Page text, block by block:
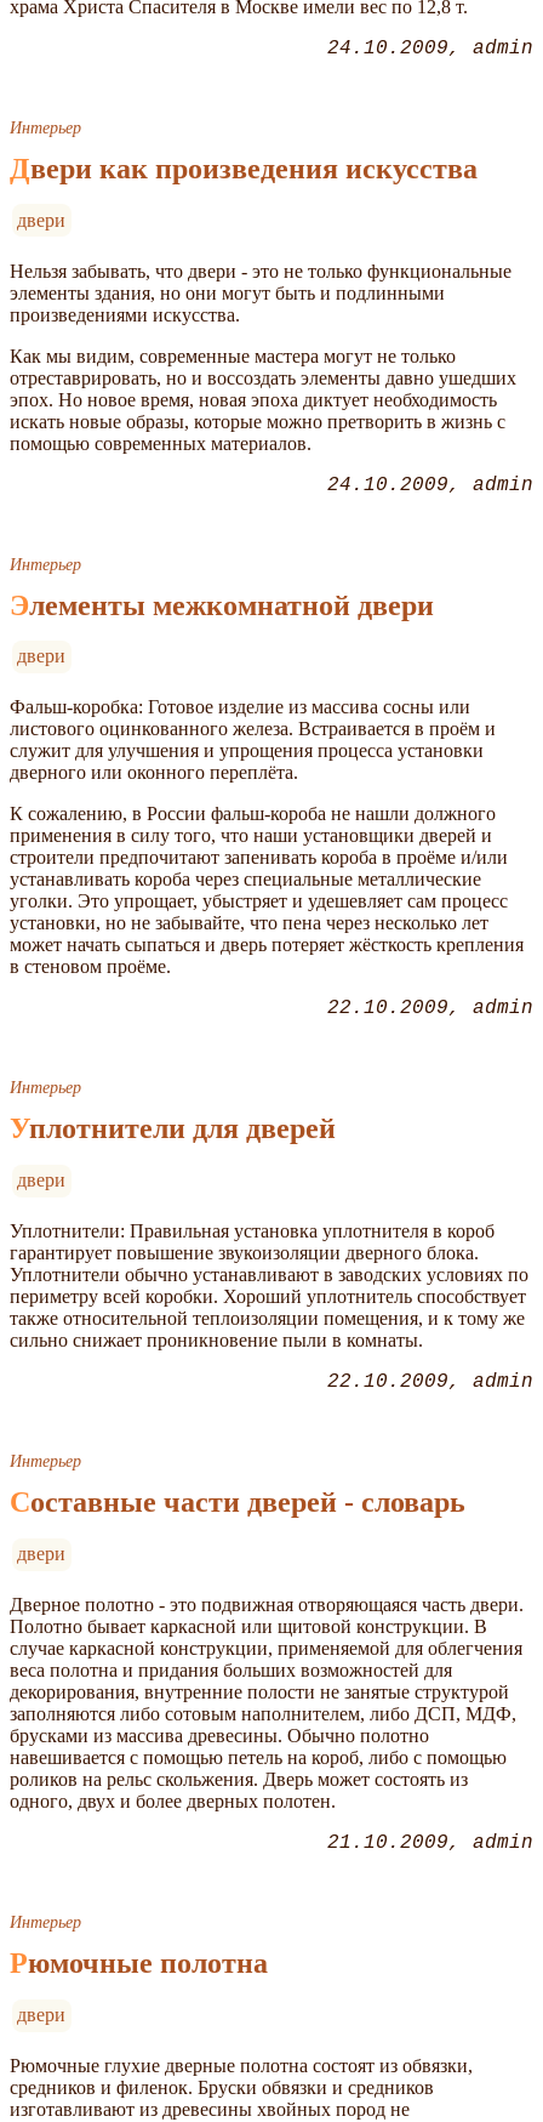
храма Христа Спасителя в Москве имели вес по 12,8 т.
24.10.2009 admin
Интерьер
Двери как произведения искусства
двери
Нельзя забывать, что двери - это не только функциональные
элементы здания, но они могут быть и подлинными
произведениями искусства.
Как мы видим, современные мастера могут не только
отреставрировать, но и воссоздать элементы давно ушедших
эпох. Но новое время, новая эпоха диктует необходимость
искать новые образы, которые можно претворить в жизнь с
помощью современных материалов.
24.10.2009 admin
Интерьер
Элементы межкомнатной двери
двери
Фальш-коробка: Готовое изделие из массива сосны или
листового оцинкованного железа. Встраивается в проём и
служит для улучшения и упрощения процесса установки
дверного или оконного переплёта.
К сожалению, в России фальш-короба не нашли должного
применения в силу того, что наши установщики дверей и
строители предпочитают запенивать короба в проёме и/или
устанавливать короба через специальные металлические
уголки. Это упрощает, убыстряет и удешевляет сам процесс
установки, но не забывайте, что пена через несколько лет
может начать сыпаться и дверь потеряет жёсткость крепления
в стеновом проёме.
22.10.2009 admin
Интерьер
Уплотнители для дверей
двери
Уплотнители: Правильная установка уплотнителя в короб
гарантирует повышение звукоизоляции дверного блока.
Уплотнители обычно устанавливают в заводских условиях по
периметру всей коробки. Хороший уплотнитель способствует
также относительной теплоизоляции помещения, и к тому же
сильно снижает проникновение пыли в комнаты.
22.10.2009 admin
Интерьер
Составные части дверей - словарь
двери
Дверное полотно - это подвижная отворяющаяся часть двери.
Полотно бывает каркасной или щитовой конструкции. В
случае каркасной конструкции, применяемой для облегчения
веса полотна и придания больших возможностей для
декорирования, внутренние полости не занятые структурой
заполняются либо сотовым наполнителем, либо ДСП, МДФ,
брусками из массива древесины. Обычно полотно
навешивается с помощью петель на короб, либо с помощью
роликов на рельс скольжения. Дверь может состоять из
одного, двух и более дверных полотен.
21.10.2009 admin
Интерьер
Рюмочные полотна
двери
Рюмочные глухие дверные полотна состоят из обвязки,
средников и филенок. Бруски обвязки и средников
изготавливают из древесины хвойных пород не